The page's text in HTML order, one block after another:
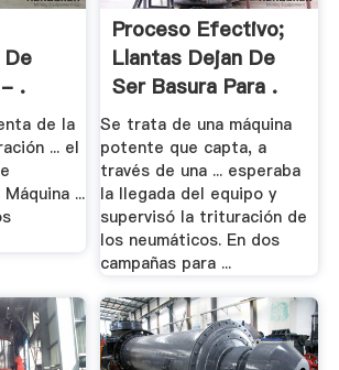
- .
de la
... el
...
Proceso Efectivo;
Llantas Dejan De
Ser Basura Para .
Se trata de una máquina
potente que capta, a
través de una ... esperaba
la llegada del equipo y
supervisó la trituración de
los neumáticos. En dos
campañas para ...